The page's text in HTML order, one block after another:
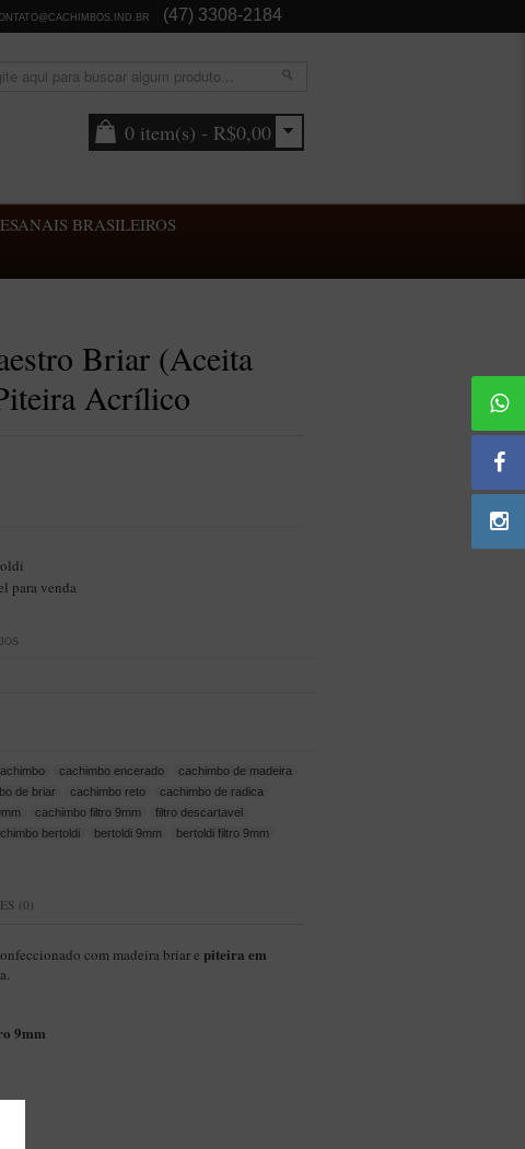
(47) 3308-2184
0 item(s) - R$0,00
BRASILEIROS
Briar (Aceita
Acrílico
para venda
cachimbo encerado
cachimbo de madeira
de briar cachimbo reto
cachimbo de radica
cachimbo filtro 9mm
filtro descartavel
bertoldi bertoldi 9mm bertoldi filtro 9mm
(0)
com madeira briar e piteira em
9mm